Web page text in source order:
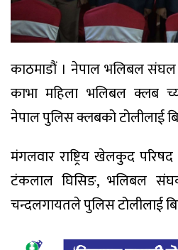
काठमाडौं । नेपाल भलिबल
काभा महिला भलिबल क्लब
नेपाल पुलिस क्लबको टोलीलाई
मंगलवार राष्ट्रिय खेलकुद
टंकलाल घिसिङ, भलिबल
चन्दलगायतले पुलिस टोलीलाई